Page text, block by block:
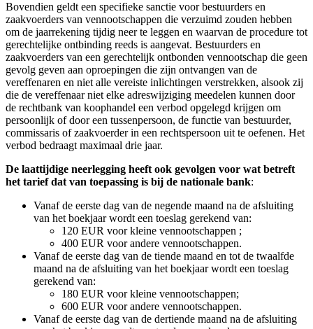
Bovendien geldt een specifieke sanctie voor bestuurders en
zaakvoerders van vennootschappen die verzuimd zouden hebben
om de jaarrekening tijdig neer te leggen en waarvan de procedure tot
gerechtelijke ontbinding reeds is aangevat. Bestuurders en
zaakvoerders van een gerechtelijk ontbonden vennootschap die geen
gevolg geven aan oproepingen die zijn ontvangen van de
vereffenaren en niet alle vereiste inlichtingen verstrekken, alsook zij
die de vereffenaar niet elke adreswijziging meedelen kunnen door
de rechtbank van koophandel een verbod opgelegd krijgen om
persoonlijk of door een tussenpersoon, de functie van bestuurder,
commissaris of zaakvoerder in een rechtspersoon uit te oefenen. Het
verbod bedraagt maximaal drie jaar.
De laattijdige neerlegging heeft ook gevolgen voor wat betreft
het tarief dat van toepassing is bij de nationale bank:
Vanaf de eerste dag van de negende maand na de afsluiting
van het boekjaar wordt een toeslag gerekend van:
120 EUR voor kleine vennootschappen ;
400 EUR voor andere vennootschappen.
Vanaf de eerste dag van de tiende maand en tot de twaalfde
maand na de afsluiting van het boekjaar wordt een toeslag
gerekend van:
180 EUR voor kleine vennootschappen;
600 EUR voor andere vennootschappen.
Vanaf de eerste dag van de dertiende maand na de afsluiting